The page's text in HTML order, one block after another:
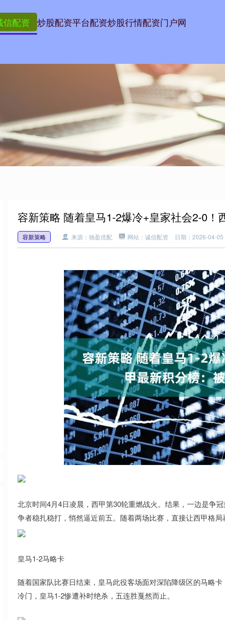
信配资 炒股配资平台配资炒股行情配资门户网
容新策略 随着皇马1-2爆冷+皇家社会2-0！
容新策略 来源：驰盈优配 网站：诚信配资 日期：2026-04-
北京时间4月4日凌晨，西甲第30轮重燃战火。结果，一边是争
争者稳扎稳打，悄然逼近前五。随着两场比赛，直接让西甲格局
皇马1-2马略卡
随着国家队比赛日结束，皇马此役客场面对深陷降级区的马略
冷门，皇马1-2惨遭补时绝杀，五连胜戛然而止。